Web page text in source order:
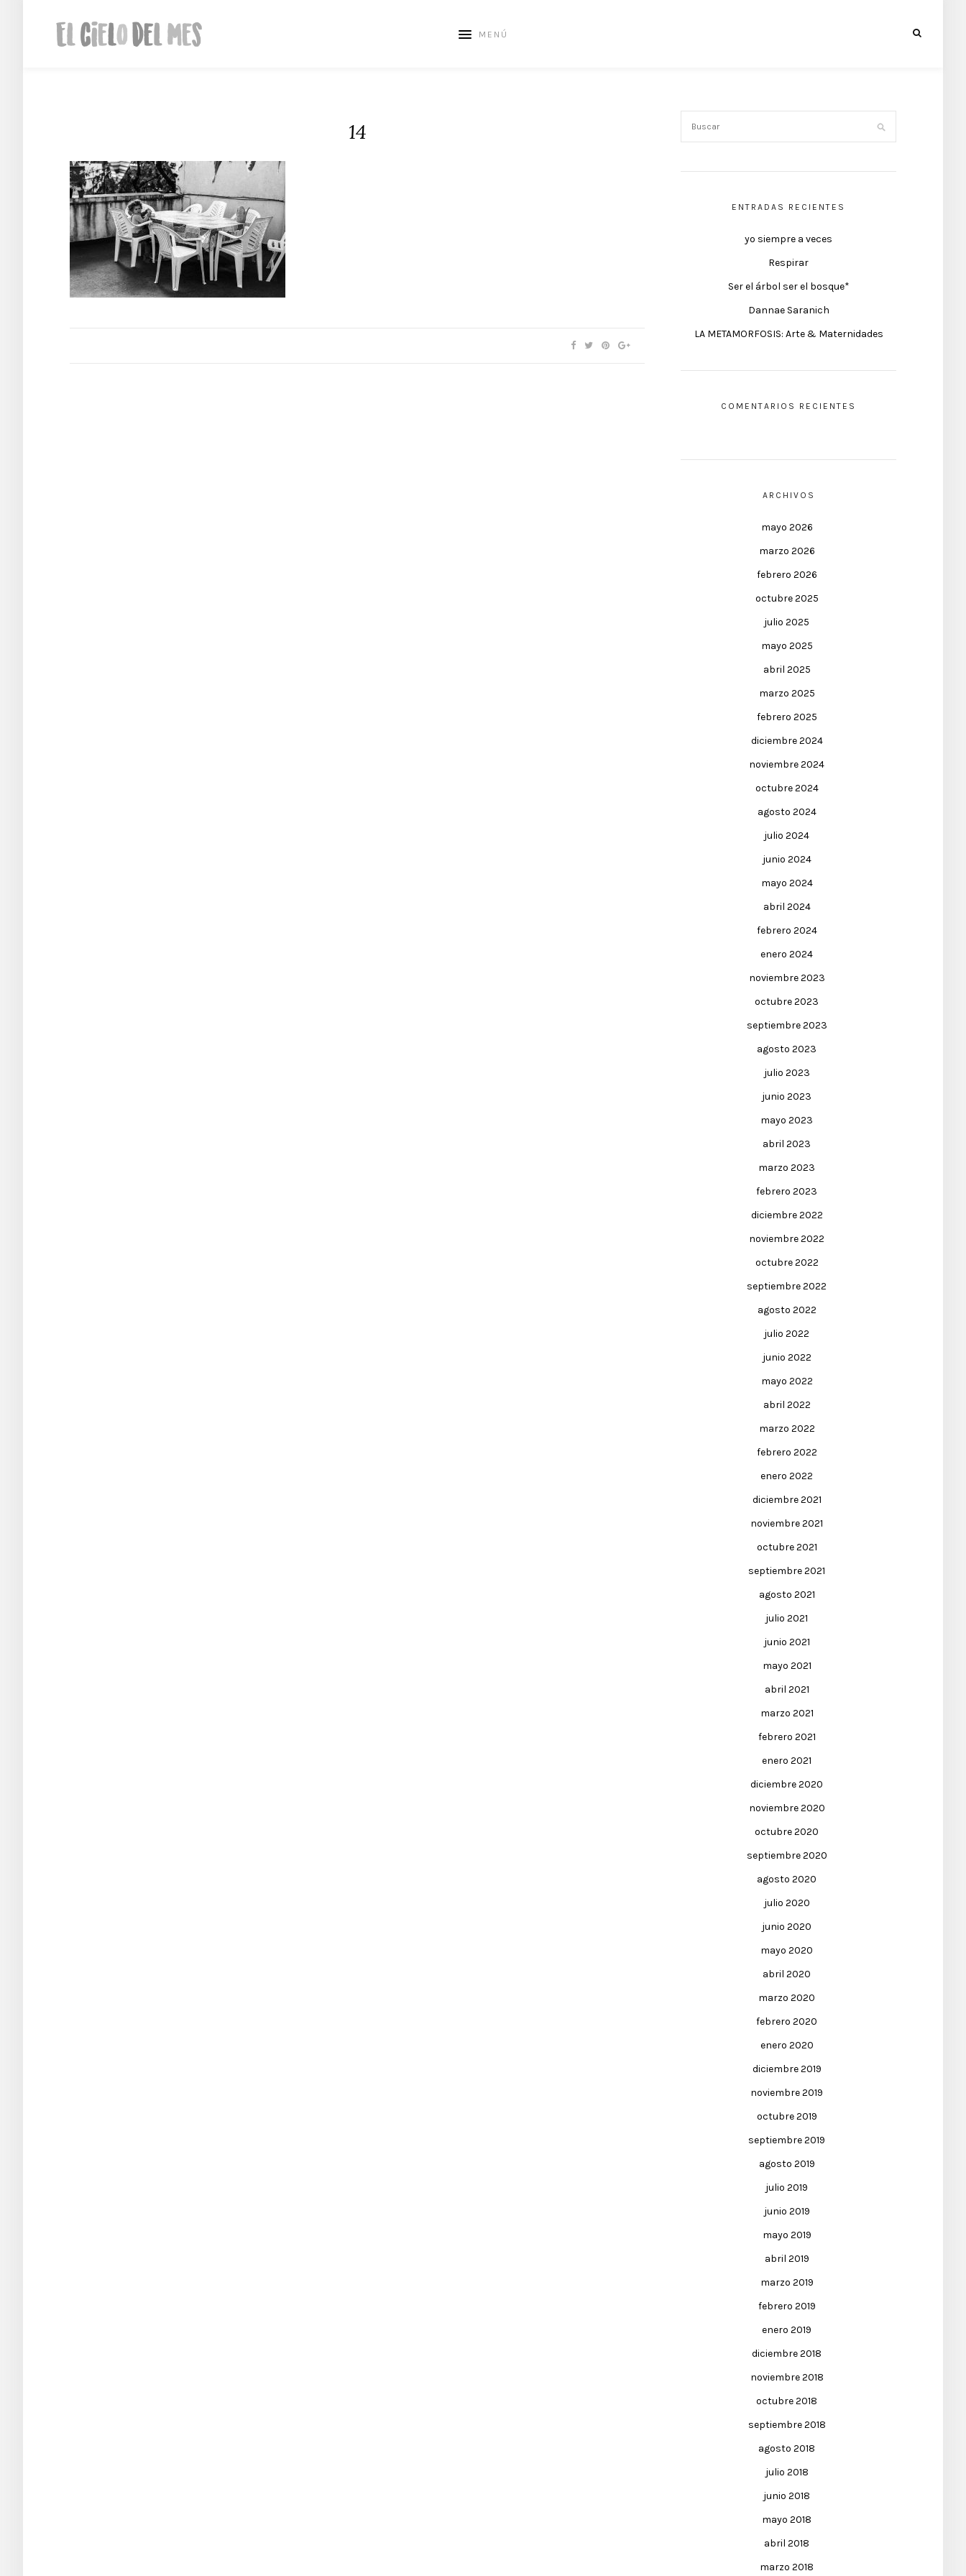
MENÚ
14
ENTRADAS RECIENTES
yo siempre a veces
Respirar
Ser el árbol ser el bosque*
Dannae Saranich
LA METAMORFOSIS: Arte & Maternidades
COMENTARIOS RECIENTES
ARCHIVOS
mayo 2026
marzo 2026
febrero 2026
octubre 2025
julio 2025
mayo 2025
abril 2025
marzo 2025
febrero 2025
diciembre 2024
noviembre 2024
octubre 2024
agosto 2024
julio 2024
junio 2024
mayo 2024
abril 2024
febrero 2024
enero 2024
noviembre 2023
octubre 2023
septiembre 2023
agosto 2023
julio 2023
junio 2023
mayo 2023
abril 2023
marzo 2023
febrero 2023
diciembre 2022
noviembre 2022
octubre 2022
septiembre 2022
agosto 2022
julio 2022
junio 2022
mayo 2022
abril 2022
marzo 2022
febrero 2022
enero 2022
diciembre 2021
noviembre 2021
octubre 2021
septiembre 2021
agosto 2021
julio 2021
junio 2021
mayo 2021
abril 2021
marzo 2021
febrero 2021
enero 2021
diciembre 2020
noviembre 2020
octubre 2020
septiembre 2020
agosto 2020
julio 2020
junio 2020
mayo 2020
abril 2020
marzo 2020
febrero 2020
enero 2020
diciembre 2019
noviembre 2019
octubre 2019
septiembre 2019
agosto 2019
julio 2019
junio 2019
mayo 2019
abril 2019
marzo 2019
febrero 2019
enero 2019
diciembre 2018
noviembre 2018
octubre 2018
septiembre 2018
agosto 2018
julio 2018
junio 2018
mayo 2018
abril 2018
marzo 2018